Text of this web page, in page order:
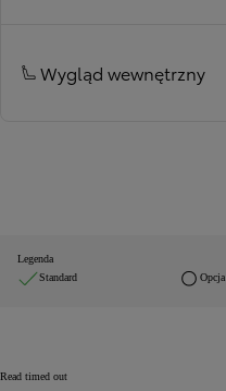
Wygląd wewnętrzny
Legenda
Standard
Opcja
Read timed out